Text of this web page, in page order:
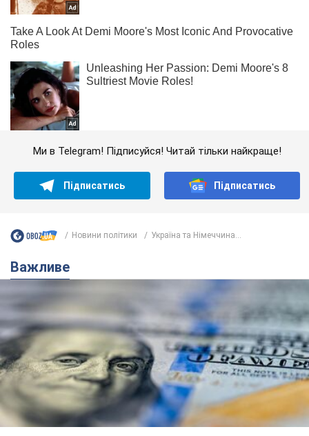
Ми в Telegram! Підписуйся! Читай тільки найкраще!
Підписатись Підписатись
Новини політики Україна та Німеччина...
Важливе